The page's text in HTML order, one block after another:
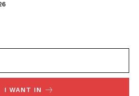
I WANT IN